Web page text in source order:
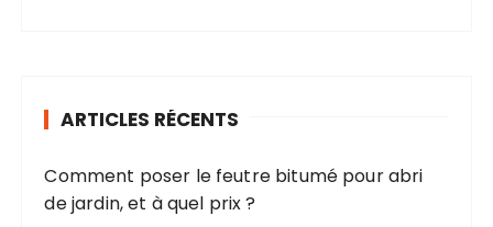
ARTICLES RÉCENTS
Comment poser le feutre bitumé pour abri
de jardin, et à quel prix ?